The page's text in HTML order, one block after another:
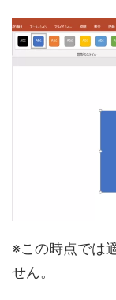
※この時点では
せん。